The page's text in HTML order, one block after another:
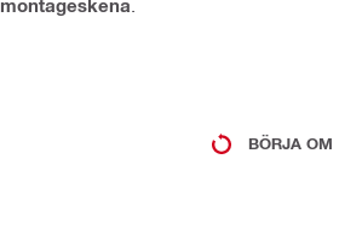
montageskena
BÖRJA OM